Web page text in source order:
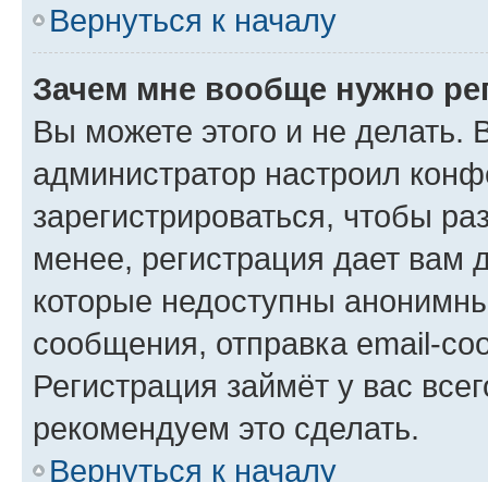
Вернуться к началу
Зачем мне вообще нужно
Вы можете этого и не делать.
администратор настроил
зарегистрироваться, чтобы
менее, регистрация дает вам
которые недоступны
сообщения, отправка email-
Регистрация займёт у вас
рекомендуем это сделать.
Вернуться к началу